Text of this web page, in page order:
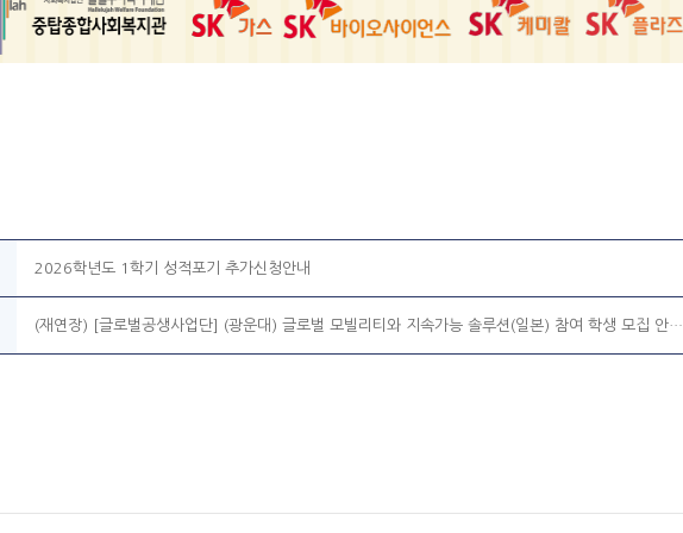
2026학년도 1학기 성적포기 추가신청안내
(재연장) [글로벌공생사업단] (광운대) 글로벌 모빌리티와 지속가능 솔루션(일본) 참여 학생 모집 안…